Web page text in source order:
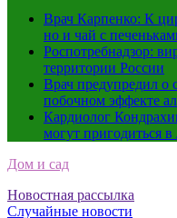
Врач Карпенко: К
но и чай с
Роспотребнадзор:
территории России
Врач предупредил о
побочном эффекте
Кардиолог
могут пригодиться
Дом и сад
Новостная рассылка
Случайные новости